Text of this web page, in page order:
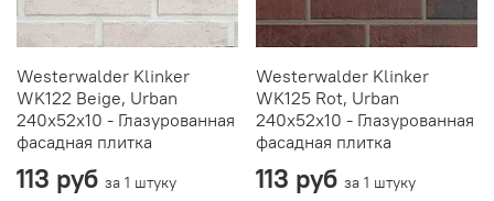
Westerwalder Klinker
WK122 Beige, Urban
240x52x10 - Глазурованная
фасадная плитка
113 руб за 1 штуку
Westerwalder Klinker
WK125 Rot, Urban
240x52x10 - Глазурованная
фасадная плитка
113 руб за 1 штуку